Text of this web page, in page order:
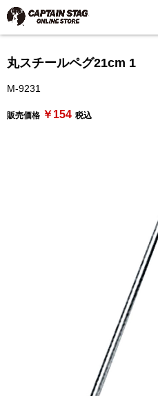
丸スチールペグ21cm 1
M-9231
販売価格 ￥154 税込